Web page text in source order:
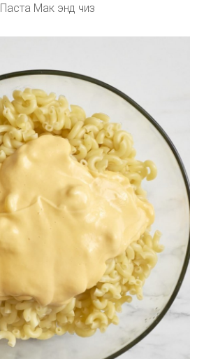
Паста Мак энд чиз